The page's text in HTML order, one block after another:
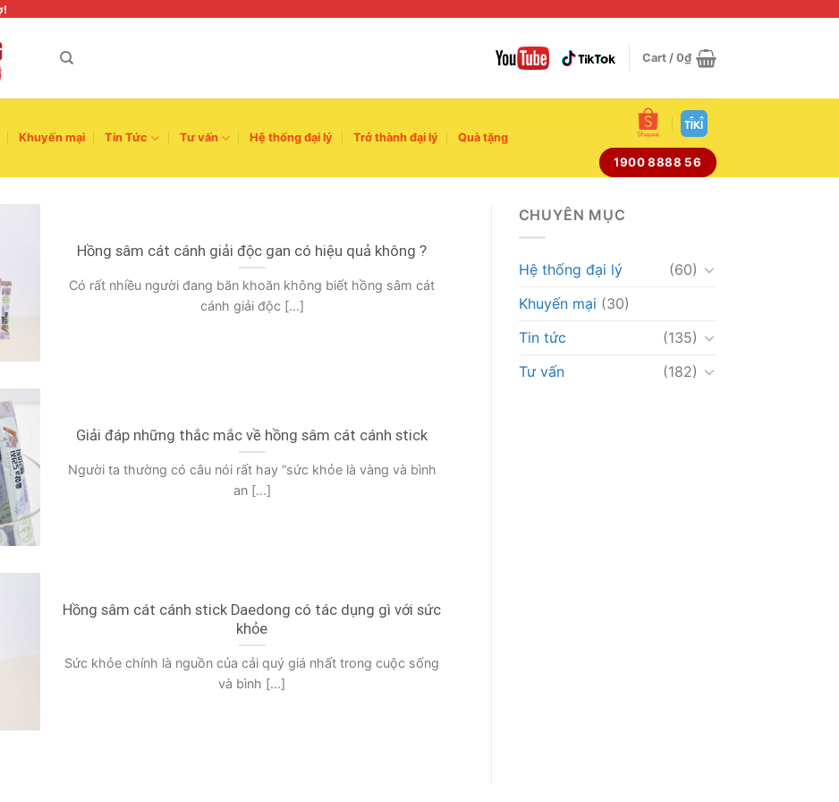
Cart / 0₫
Khuyến mại Tin Tức Tư vấn Hệ thống đại lý Trở thành đại lý Quà tặng
1900 8888 56
Hồng sâm cát cánh giải độc gan có hiệu quả không ?
Có rất nhiều người đang băn khoăn không biết hồng sâm cát
cánh giải độc [...]
Giải đáp những thắc mắc về hồng sâm cát cánh stick
Người ta thường có câu nói rất hay “sức khỏe là vàng và bình
an [...]
Hồng sâm cát cánh stick Daedong có tác dụng gì với sức
khỏe
Sức khỏe chính là nguồn của cải quý giá nhất trong cuộc sống
và bình [...]
CHUYÊN MỤC
Hệ thống đại lý
(60)
Khuyến mại (30)
Tin tức
(135)
Tư vấn
(182)